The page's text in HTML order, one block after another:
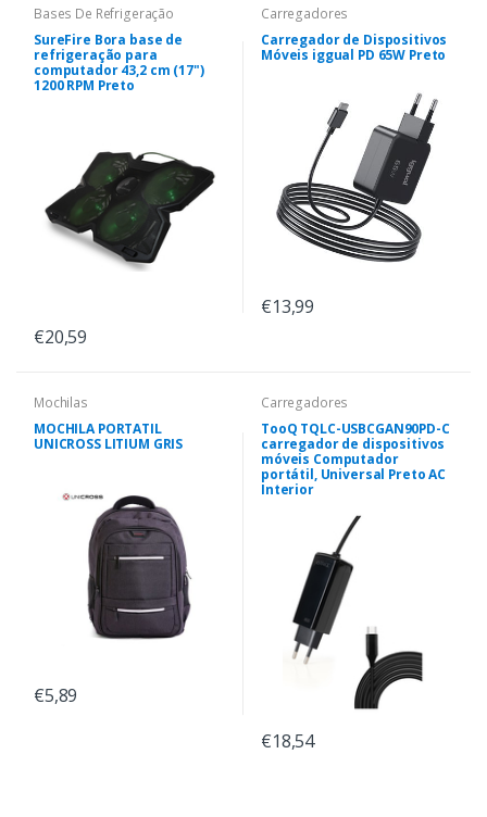
Bases De Refrigeração
SureFire Bora base de
refrigeração para
computador 43,2 cm (17")
1200 RPM Preto
€20,59
Carregadores
Carregador de Dispositivos
Móveis iggual PD 65W Preto
€13,99
Mochilas
MOCHILA PORTATIL
UNICROSS LITIUM GRIS
€5,89
Carregadores
TooQ TQLC-USBCGAN90PD-C
carregador de dispositivos
móveis Computador
portátil, Universal Preto AC
Interior
€18,54